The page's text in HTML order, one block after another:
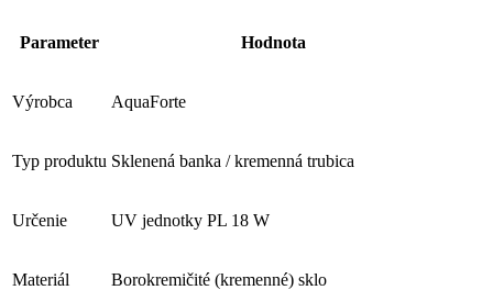
Parameter Hodnota
Výrobca AquaForte
Typ produktu Sklenená banka / kremenná trubica
Určenie UV jednotky PL 18 W
Materiál Borokremičité (kremenné) sklo